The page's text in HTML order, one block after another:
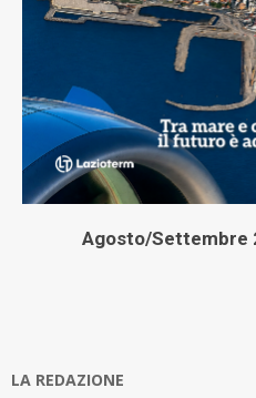
Agosto/Settembre
LA REDAZIONE